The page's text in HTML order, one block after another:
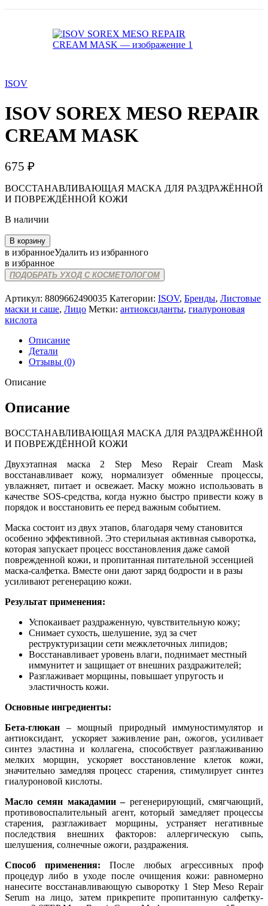
ISOV
ISOV SOREX MESO REPAIR
CREAM MASK
675 ₽
ВОССТАНАВЛИВАЮЩАЯ МАСКА ДЛЯ РАЗДРАЖЁННОЙ
И ПОВРЕЖДЁННОЙ КОЖИ
В наличии
Количество
товара
ISOV
SOREX
MESO
REPAIR
CREAM
MASK
В корзину
в избранноеУдалить из избранного
в избранное
ПОДОБРАТЬ УХОД С КОСМЕТОЛОГОМ
Артикул: 8809662490035 Категории: ISOV, Бренды, Листовые
маски и саше, Лицо Метки: антиоксиданты, гиалуроновая
кислота
Описание
Детали
Отзывы (0)
Описание
Описание
ВОССТАНАВЛИВАЮЩАЯ МАСКА ДЛЯ РАЗДРАЖЁННОЙ
И ПОВРЕЖДЁННОЙ КОЖИ
Двухэтапная маска 2 Step Meso Repair Cream Mask
восстанавливает кожу, нормализует обменные процессы,
увлажняет, питает и освежает. Маску можно использовать в
качестве SOS-средства, когда нужно быстро привести кожу в
порядок и восстановить ее перед важным событием.
Маска состоит из двух этапов, благодаря чему становится
особенно эффективной. Это стерильная активная сыворотка,
которая запускает процесс восстановления даже самой
поврежденной кожи, и пропитанная питательной эссенцией
маска-салфетка. Вместе они дают заряд бодрости и в разы
усиливают регенерацию кожи.
Результат применения:
Успокаивает раздраженную, чувствительную кожу;
Снимает сухость, шелушение, зуд за счет
реструктуризации сети межклеточных липидов;
Восстанавливает уровень влаги, поднимает местный
иммунитет и защищает от внешних раздражителей;
Разглаживает морщины, повышает упругость и
эластичность кожи.
Основные ингредиенты:
Бета-глюкан – мощный природный иммуностимулятор и
антиоксидант, ускоряет заживление ран, ожогов, усиливает
синтез эластина и коллагена, способствует разглаживанию
мелких морщин, ускоряет восстановление клеток кожи,
значительно замедляя процесс старения, стимулирует синтез
гиалуроновой кислоты.
Масло семян макадамии –регенерирующий, смягчающий,
противовоспалительный агент, который замедляет процессы
старения, разглаживает морщины, устраняет негативные
последствия внешних факторов: аллергическую сыпь,
шелушения, солнечные ожоги, раздражения.
Способ применения: После любых агрессивных проф
процедур либо в уходе после очищения кожи: равномерно
нанесите восстанавливающую сыворотку 1 Step Meso Repair
Serum на лицо, затем прикрепите пропитанную салфетку-